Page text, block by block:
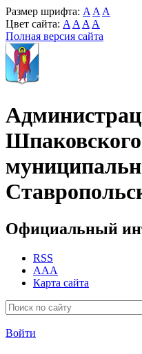
Размер шрифта: A A A
Цвет сайта: A A A A
Полная версия сайта
Шпаковского
Официальный
RSS
AAA
Карта сайта
Войти